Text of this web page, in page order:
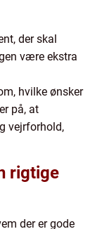
der skal
være ekstra
hvilke ønsker
på, at
vejrforhold,
rigtige
der er gode